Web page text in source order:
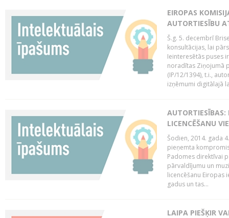
EIROPAS
AUTORTIESĪBU
Š.g. 5. decembrī
konsultācijas, lai
Ieinteresētās puses
noradītas Ziņojumā
(IP/12/1394), t.i.,
izņēmumi digitālajā
AUTORTIESĪBAS:
LICENCĒŠANU
Šodien, 2014. gada
pieņemta
Padomes direktīvai
pārvaldījumu un
licencēšanu Eiropas
gadus un tas...
LAIPA PIEŠĶIR